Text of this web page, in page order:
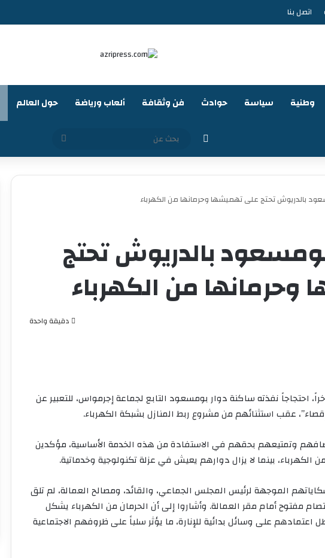
اتصل بنا
وطنية سياسة حوادث فن وثقافة ألعاب ورياضة حول العالم
الوضع المظلم
عن
بالدريوش تحتج على تهميشها وحرمانها من الكهرباء
بالدريوش تحتج
من الكهرباء
دقيقة واحدة
احتجاجاً نفذته ساكنة دوار بومسعود التابع لجماعة إجرمواس، للتعبير عن
عقب استثنائهم من مشروع ربط المنازل بشبكة الكهرباء.
وتمتيعهم بحقهم في الاستفادة من هذه الخدمة الأساسية، مؤكدين
الكهرباء، بينما لا يزال دوارهم يعيش في عزلة تكنولوجية وخدماتية.
الموجهة لرئيس المجلس الجماعي، والقائد، ومصالح العمالة، لم تلق
مفتوح أمام مقر العمالة. وأشاروا إلى أن الحرمان من الكهرباء يشكل
على وسائل بدائية للإنارة، ما يؤثر سلباً على ظروفهم الاجتماعية